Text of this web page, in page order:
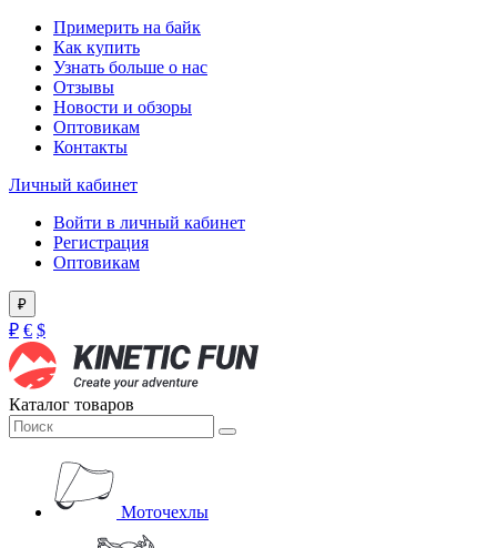
Примерить на байк
Как купить
Узнать больше о нас
Отзывы
Новости и обзоры
Оптовикам
Контакты
Личный кабинет
Войти в личный кабинет
Регистрация
Оптовикам
₽
₽ € $
Каталог товаров
Моточехлы